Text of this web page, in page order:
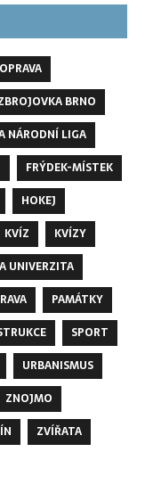
BRNO
NÁRODNÍ LIGA
FRÝDEK-MÍSTEK
HOKEJ
KVÍZ
KVÍZY
UNIVERZITA
PAMÁTKY
SPORT
URBANISMUS
ZNOJMO
ZVÍŘATA